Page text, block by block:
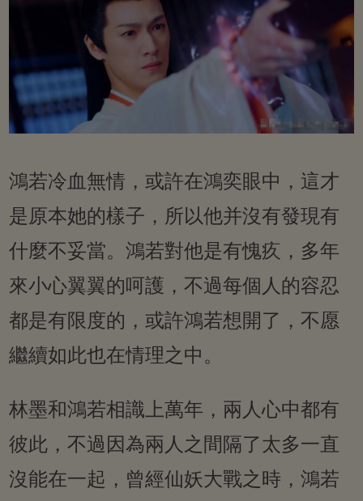
鴻若冷血無情，或許在鴻奕眼中，這才
是原本她的樣子，所以他并沒有發現有
什麼不妥當。鴻若對他是有愧疚，多年
來小心翼翼的呵護，不過每個人的容忍
都是有限度的，或許鴻若想開了，不愿
繼續如此也在情理之中。
林墨和鴻若相識上萬年，兩人心中都有
彼此，不過因為兩人之間隔了太多一直
沒能在一起，曾經仙妖大戰之時，鴻若